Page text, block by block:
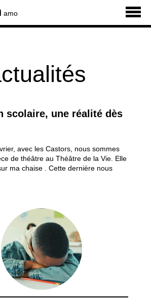
amo
scolaire, une réalité dès
avec les Castors, nous sommes
de théâtre au Théâtre de la Vie. Elle
ma chaise . Cette dernière nous
à l’école, une peur l’envahit,